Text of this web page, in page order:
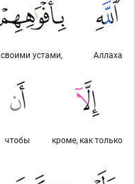
Аллаха
своими устами,
кроме, как только
чтобы